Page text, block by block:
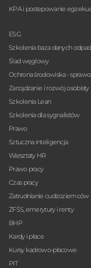
KPA i postepowanie
ESG
Szkolenia baza danych
Ślad węglowy
Ochrona środowiska -
Zarządzanie i rozwój osobisty
Szkolenia Lean
Szkolenia dla sygnalistów
Prawo
Sztuczna inteligencja
Warsztaty HR
Prawo pracy
Czas pracy
Zatrudnianie cudzoziemców
ZFŚS, emerytury i renty
BHP
Kardy i płace
Kursy kadrowo-płacowe
PIT